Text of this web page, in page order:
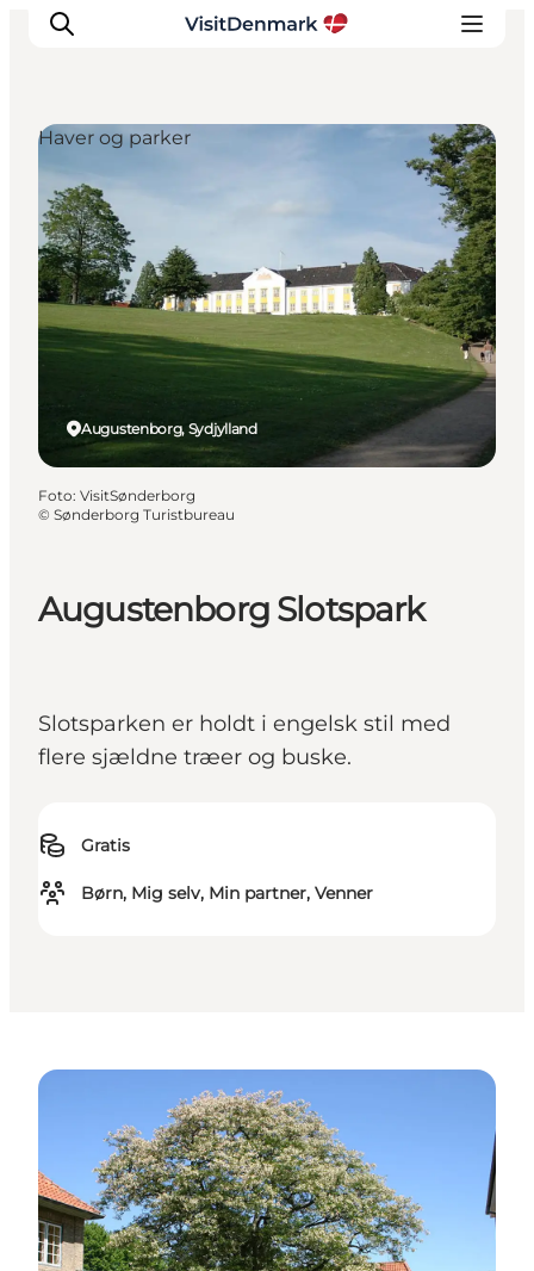
Inspiration
Destinationer
Oplevelser
Overnatning
Planlæg ferien
Augustenborg Slotspark
Slotsparken er holdt i engelsk stil med
flere sjældne træer og buske.
Gratis
Børn, Mig selv, Min partner, Venner
Augustenborg, Sydjylland
Haver og parker
Foto: VisitSønderborg
© Sønderborg Turistbureau